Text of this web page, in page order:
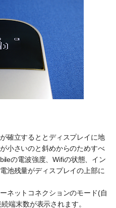
確立するととディスプレイに地
小さいのと斜めからのためすべ
の電波強度、Wifiの状態、イン
池残量がディスプレイの上部に
ネットコネクションのモード(自
端末数が表示されます。